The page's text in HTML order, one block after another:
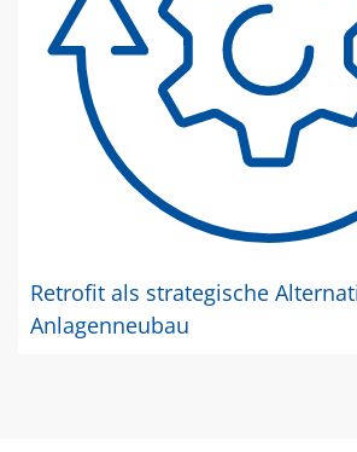
Retrofit als strategische
Anlagenneubau